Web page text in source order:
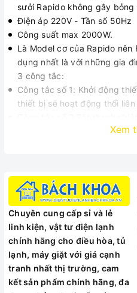
sưởi Rapido không gây
Điện áp 220V - Tần số 50Hz
Công suất max 2000W.
Là Model cơ của Rapido
dụng nhất là với những gia
3 công tắc:
Công tắc số 1: Khởi động
thiết bị sẽ hoạt động thổi
Công tắc số 3:Bật thanh
Máy sưởi gốm Ferroli dòng
Tiết kiệm điện tới 50% so với
Tốc độ sưởi nhanh
Giá thành rẻ, nhẹ nhàng, dễ
Thiết kế đẹp, sang trong,
treo trên tường trong phòng
hay đặt dưới đất.
Không đốt cháy oxi từ đó
Xem
Chuyên cung cấp sỉ và lẻ
linh kiện, vật tư điện lạnh
chính hãng cho điều hòa, tủ
lạnh, máy giặt với giá cạnh
tranh nhất thị trường, cam
kết sản phẩm chính hãng, đa